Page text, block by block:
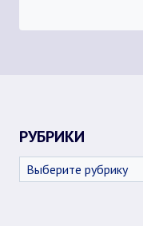
РУБРИКИ
Рубрики